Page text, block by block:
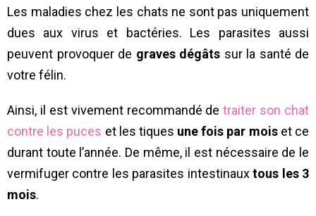
Les maladies chez les chats ne sont pas uniquement
dues aux virus et bactéries. Les parasites aussi
peuvent provoquer de graves dégâts sur la santé de
votre félin.
Ainsi, il est vivement recommandé detraiter son chat
contre les puces et les tiques une fois par moiset ce
durant toute l’année. De même, il est nécessaire de le
vermifuger contre les parasites intestinauxtous les 3
mois.